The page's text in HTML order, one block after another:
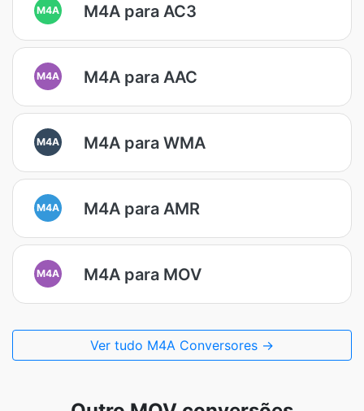
M4A M4A para AC3
M4A M4A para AAC
M4A M4A para WMA
M4A M4A para AMR
M4A M4A para MOV
Ver tudo M4A Conversores →